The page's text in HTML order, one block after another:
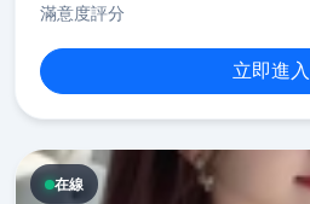
滿意度評分
立即進入
在線